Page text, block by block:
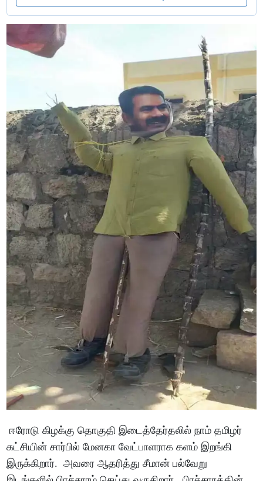
ஈரோடு கிழக்கு தொகுதி இடைத்தேர்தலில் நாம் தமிழர்
கட்சியின் சார்பில் மேனகா வேட்பாளராக களம் இறங்கி
இருக்கிறார். அவரை ஆதரித்து சீமான் பல்வேறு